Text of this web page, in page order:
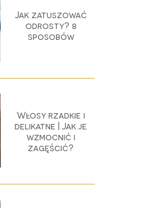
Jak zatuszować
odrosty? 8
sposobów
Włosy rzadkie i
delikatne | Jak je
wzmocnić i
zagęścić?